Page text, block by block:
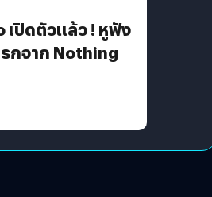
เปิดตัวแล้ว ! หูฟัง
กจาก Nothing